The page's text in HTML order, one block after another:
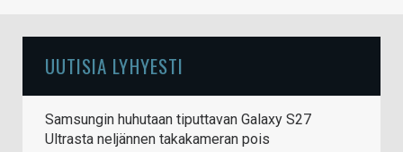
UUTISIA LYHYESTI
Samsungin huhutaan tiputtavan Galaxy S27
Ultrasta neljännen takakameran pois